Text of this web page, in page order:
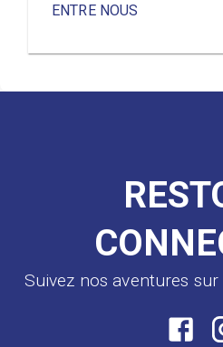
ENTRE NOUS
Suivez nos aventures